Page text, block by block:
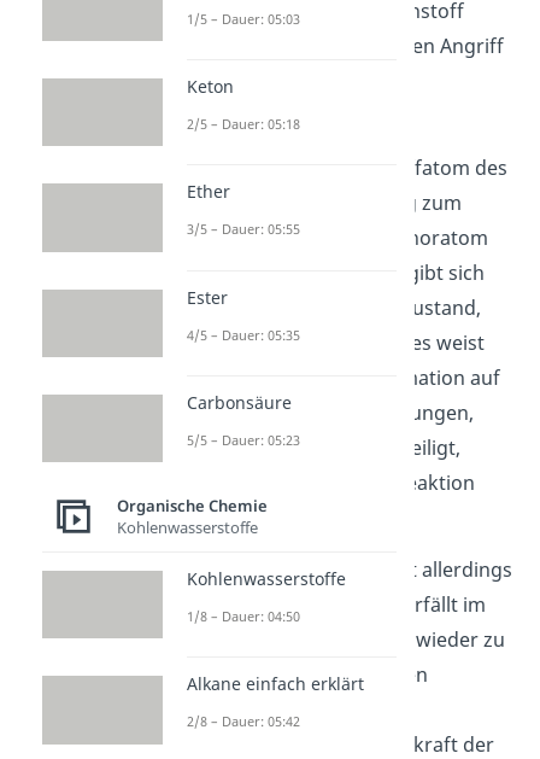
Teilladung auf dem Kohlenstoff
macht den elektronegativen Angriff
möglich.
Gleichzeitig bildet das
elektronegative Sauerstoffatom des
Ketons eine neue Bindung zum
elektropositiveren Phosphoratom
des Ylids aus. Dadurch ergibt sich
ein instabiler Übergangszustand,
das Oxaphosphetan. Dieses weist
eine ringförmige Konformation auf
und es sind 2 Doppelbindungen,
also 2+2 -Elektronen beteiligt,
daher nennt man diese Reaktion
auch[2+2]-Cycloaddition
Dieses Oxophosphetan ist allerdings
thermisch instabil
und zerfällt im
nächsten Zwischenschritt wieder zu
einem thermisch stabileren
Phosphinoxid und dem
gewünschten Alken. Triebkraft der
1/5 – Dauer: 05:03
Keton
2/5 – Dauer: 05:18
Ether
3/5 – Dauer: 05:55
Ester
4/5 – Dauer: 05:35
Carbonsäure
5/5 – Dauer: 05:23
Organische Chemie
Kohlenwasserstoffe
Kohlenwasserstoffe
1/8 – Dauer: 04:50
Alkane einfach erklärt
2/8 – Dauer: 05:42